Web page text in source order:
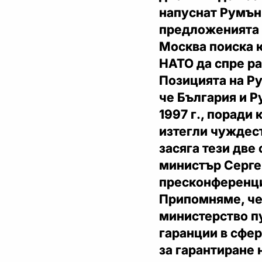
напуснат
предложенията
Москва поиска
НАТО да спре
Позицията на
че България и
1997 г., поради
изтегли
засяга тези
министър
Припомняме, че
министерство
гаранции в
за гарантиране